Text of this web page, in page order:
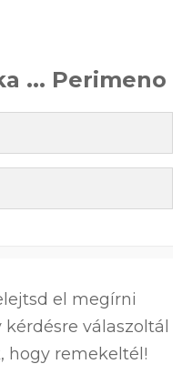
... Perimeno
el megírni
válaszoltál
hogy remekeltél!